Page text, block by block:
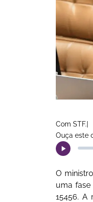
Com STF.|
Ouça este
O
uma fase
15456. A